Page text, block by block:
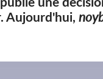
Aujourd'hui,